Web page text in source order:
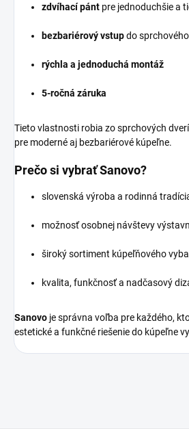
zdvíhací pánt pre jednoduchšie a
bezbariérový vstupdo
rýchla a jednoduchá montáž
5-ročná záruka
Tieto vlastnosti robia zo sprchových
pre moderné aj bezbariérové kúpeľne.
Prečo si vybrať Sanovo?
slovenská výroba a rodinná
možnosť osobnej návštevy
široký sortiment kúpeľňového
kvalita, funkčnosť a nadčasový
Sanovo je správna voľba pre každého,
estetické a funkčné riešenie do kúpeľne